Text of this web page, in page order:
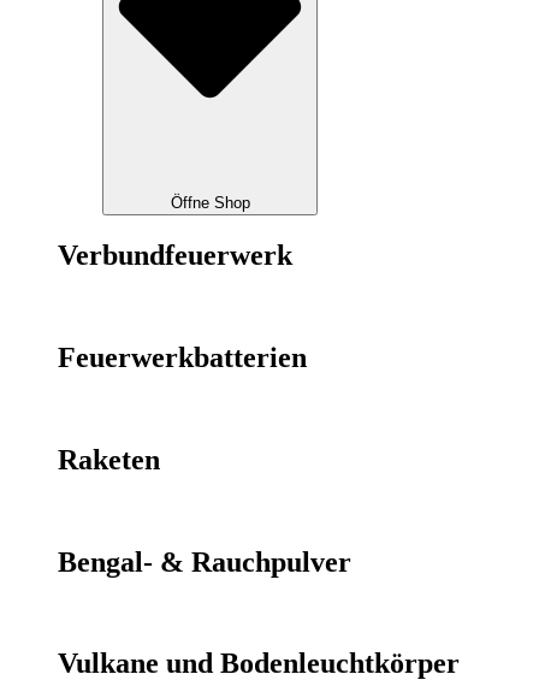
Öffne Shop
Verbundfeuerwerk
Feuerwerkbatterien
Raketen
Bengal- & Rauchpulver
Vulkane und Bodenleuchtkörper